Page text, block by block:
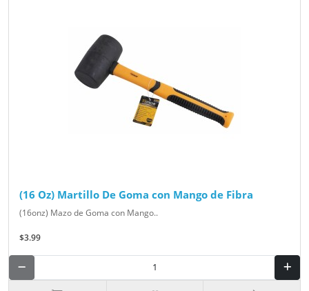
(16 Oz) Martillo De Goma con Mango de Fibra
(16onz) Mazo de Goma con Mango..
$3.99